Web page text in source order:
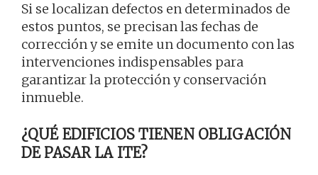
Si se localizan defectos en determinados de
estos puntos, se precisan las fechas de
corrección y se emite un documento con las
intervenciones indispensables para
garantizar la protección y conservación
inmueble.
¿QUÉ EDIFICIOS TIENEN OBLIGACIÓN
DE PASAR LA ITE?